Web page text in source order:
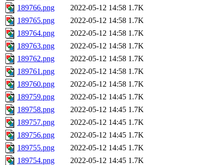
189766.png
2022-05-12 14:58 1.7K
189765.png
2022-05-12 14:58 1.7K
189764.png
2022-05-12 14:58 1.7K
189763.png
2022-05-12 14:58 1.7K
189762.png
2022-05-12 14:58 1.7K
189761.png
2022-05-12 14:58 1.7K
189760.png
2022-05-12 14:58 1.7K
189759.png
2022-05-12 14:45 1.7K
189758.png
2022-05-12 14:45 1.7K
189757.png
2022-05-12 14:45 1.7K
189756.png
2022-05-12 14:45 1.7K
189755.png
2022-05-12 14:45 1.7K
189754.png
2022-05-12 14:45 1.7K